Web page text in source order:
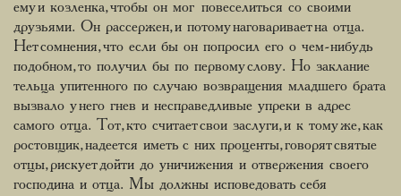
ему и козленка, чтобы он мог повеселиться со своими
друзьями. Он рассержен, и потому наговаривает на отца.
Нет сомнения, что если бы он попросил его о чем-нибудь
подобном, то получил бы по первому слову. Но заклание
тельца упитенного по случаю возвращения младшего брата
вызвало у него гнев и несправедливые упреки в адрес
самого отца. Тот, кто считает свои заслуги, и к тому же, как
ростовщик, надеется иметь с них проценты, говорят святые
отцы, рискует дойти до уничижения и отвержения своего
господина и отца. Мы должны исповедовать себя